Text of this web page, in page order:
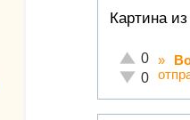
Картина
Отлично!
0
0
»